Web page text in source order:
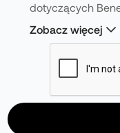
dotyczących
Zobacz więcej
Wyrażam zgodę
osobowych
marketingowych
Wyrażam zgodę
Systems moich